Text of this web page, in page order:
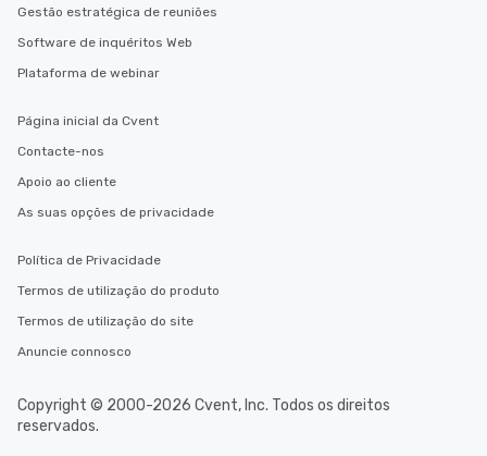
Gestão estratégica de reuniões
Software de inquéritos Web
Plataforma de webinar
Página inicial da Cvent
Contacte-nos
Apoio ao cliente
As suas opções de privacidade
Política de Privacidade
Termos de utilização do produto
Termos de utilização do site
Anuncie connosco
Copyright © 2000-2026 Cvent, Inc. Todos os direitos
reservados.